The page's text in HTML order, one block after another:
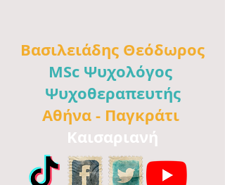
Βασιλειάδης Θεόδωρος
MSc Ψυχολόγος
Ψυχοθεραπευτής
Αθήνα - Παγκράτι
Καισαριανή